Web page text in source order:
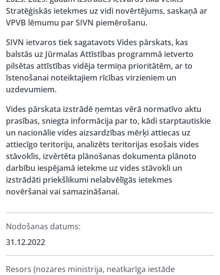
Stratēģiskās ietekmes uz vidi novērtējums, saskaņā ar
VPVB lēmumu par SIVN piemērošanu.
SIVN ietvaros tiek sagatavots Vides pārskats, kas
balstās uz Jūrmalas Attīstības programmā ietverto
pilsētas attīstības vidēja termiņa prioritātēm, ar to
īstenošanai noteiktajiem rīcības virzieniem un
uzdevumiem.
Vides pārskata izstrādē ņemtas vērā normatīvo aktu
prasības, sniegta informācija par to, kādi starptautiskie
un nacionālie vides aizsardzības mērķi attiecas uz
attiecīgo teritoriju, analizēts teritorijas esošais vides
stāvoklis, izvērtēta plānošanas dokumenta plānoto
darbību iespējamā ietekme uz vides stāvokli un
izstrādāti priekšlikumi nelabvēlīgās ietekmes
novēršanai vai samazināšanai.
Nodošanas datums:
31.12.2022
Resors (nozares ministrija, neatkarīga iestāde